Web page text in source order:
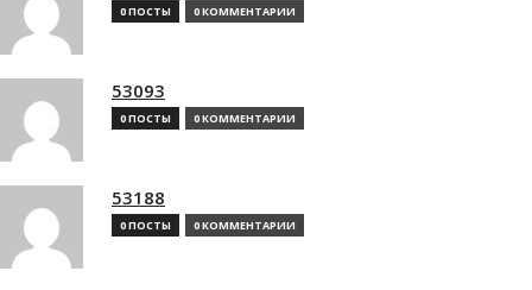
0 ПОСТЫ 0 КОММЕНТАРИИ
53093
0 ПОСТЫ 0 КОММЕНТАРИИ
53188
0 ПОСТЫ 0 КОММЕНТАРИИ